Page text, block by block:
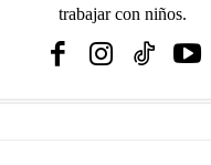
trabajar con niños.